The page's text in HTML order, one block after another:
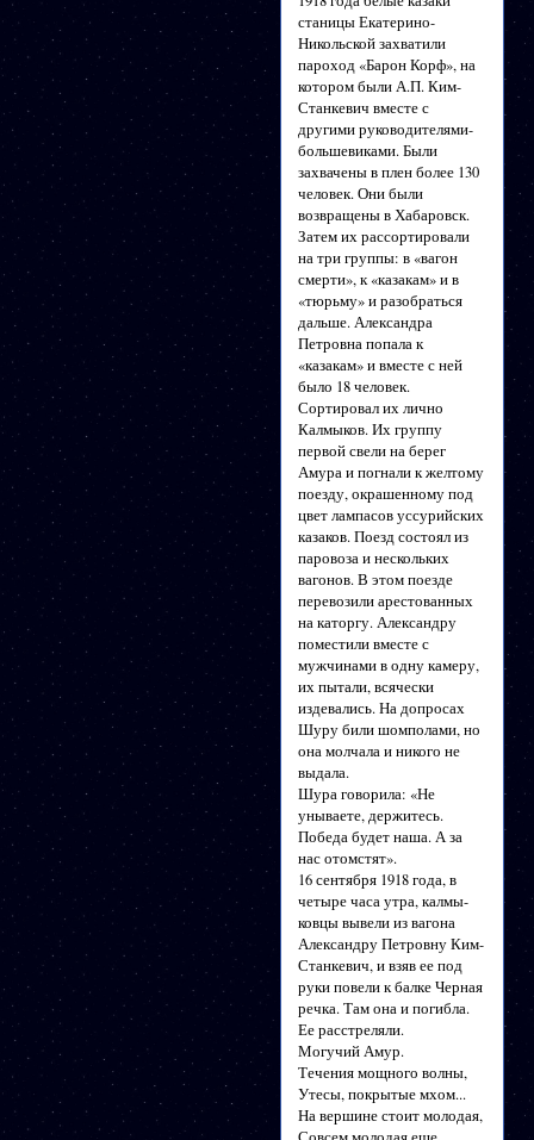
станицы Екатерино-
Никольской захватили
пароход «Барон Корф», на
котором были А.П. Ким-
Станкевич вместе с
другими руководителями-
большевиками. Были
захвачены в плен более 130
человек. Они были
возвращены в Хабаровск.
Затем их рассортировали
на три группы: в «вагон
смерти», к «казакам» и в
«тюрьму» и разобраться
дальше. Александра
Петровна попала к
«казакам» и вместе с ней
было 18 человек.
Сортировал их лично
Калмыков. Их группу
первой свели на берег
Амура и погнали к желтому
поезду, окрашенному под
цвет лампасов уссурийских
казаков. Поезд состоял из
паровоза и нескольких
вагонов. В этом поезде
перевозили арестованных
на каторгу. Александру
поместили вместе с
мужчинами в одну камеру,
их пытали, всячески
издевались. На допросах
Шуру били шомполами, но
она молчала и никого не
выдала.
Шура говорила: «Не
унываете, держитесь.
Победа будет наша. А за
нас отомстят».
16 сентября 1918 года, в
четыре часа утра, калмы-
ковцы вывели из вагона
Александру Петровну Ким-
Станкевич, и взяв ее под
руки повели к балке Черная
речка. Там она и погибла.
Ее расстреляли.
Могучий Амур.
Течения мощного волны,
Утесы, покрытые мхом...
На вершине стоит молодая,